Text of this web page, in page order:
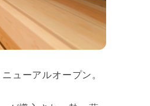
ューアルオープン。